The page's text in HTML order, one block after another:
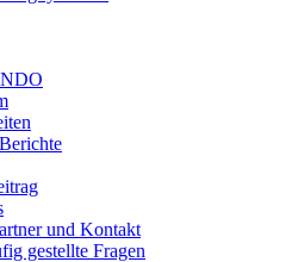
und Kontakt
gestellte Fragen